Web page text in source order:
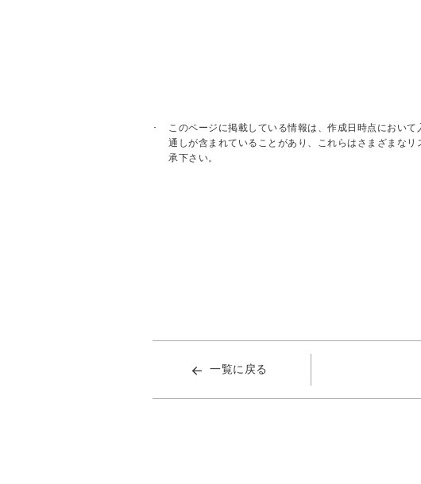
このページに掲載している情報は、作成日時点におい
通しが含まれていることがあり、これらはさまざまな
承下さい。
一覧に戻る